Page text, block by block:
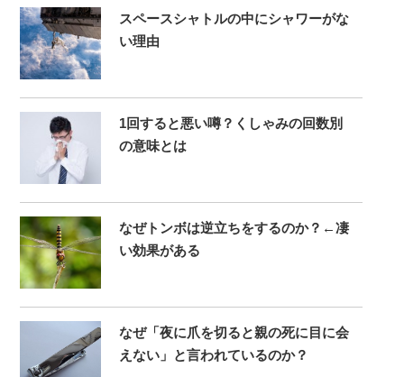
スペースシャトルの中にシャワーがな
い理由
1回すると悪い噂？くしゃみの回数別
の意味とは
なぜトンボは逆立ちをするのか？←凄
い効果がある
なぜ「夜に爪を切ると親の死に目に会
えない」と言われているのか？